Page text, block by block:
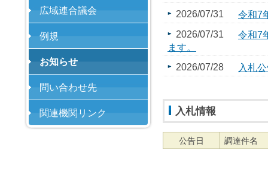
2026/07/31
令和7
2026/07/31
令和7
ます。
2026/07/28
入札
入札情報
公告日 調達件名
広域連合議会
例規
お知らせ
問い合わせ先
関連機関リンク